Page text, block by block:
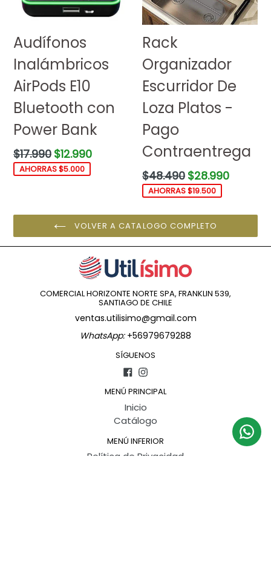
Audífonos
Inalámbricos
AirPods E10
Bluetooth con
Power Bank
Precio
habitual
$17.990 $12.990
AHORRAS $5.000
Rack
Organizador
Escurridor De
Loza Platos -
Pago
Contraentrega
Precio
habitual
$48.490 $28.990
AHORRAS $19.500
VOLVER A CATALOGO COMPLETO
COMERCIAL HORIZONTE NORTE SPA, FRANKLIN 539,
SANTIAGO DE CHILE
ventas.utilisimo@gmail.com
WhatsApp: +56979679288
SÍGUENOS
Facebook
Instagram
MENÚ PRINCIPAL
Inicio
Catálogo
MENÚ INFERIOR
Política de Privacidad